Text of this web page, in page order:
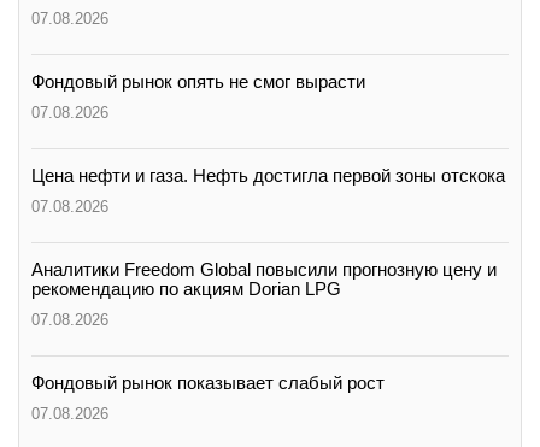
07.08.2026
Фондовый рынок опять не смог вырасти
07.08.2026
Цена нефти и газа. Нефть достигла первой зоны отскока
07.08.2026
Аналитики Freedom Global повысили прогнозную цену и
рекомендацию по акциям Dorian LPG
07.08.2026
Фондовый рынок показывает слабый рост
07.08.2026